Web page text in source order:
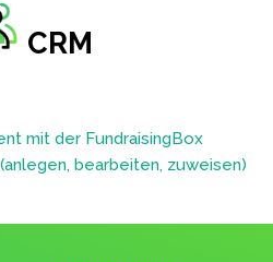
CRM
mit der FundraisingBox
bearbeiten, zuweisen)